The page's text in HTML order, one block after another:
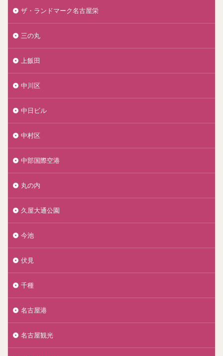
ザ・ランドマーク名古屋栄
三の丸
上飯田
中川区
中日ビル
中村区
中部国際空港
丸の内
久屋大通公園
今池
伏見
千種
名古屋港
名古屋観光